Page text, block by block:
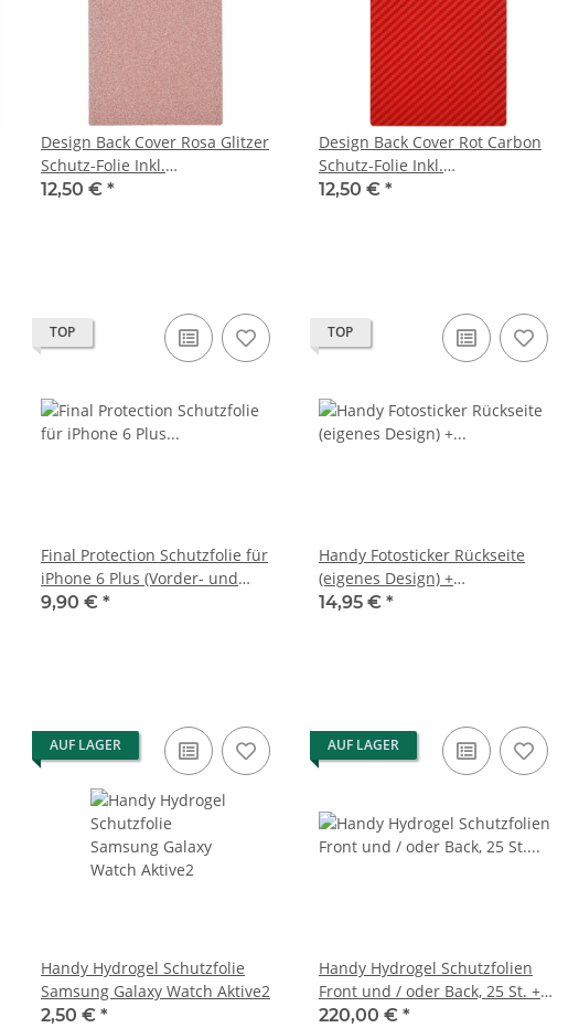
Design Back Cover Rosa Glitzer
Schutz-Folie Inkl.
Auftragungshilfe Set
12,50 € *
Design Back Cover Rot Carbon
Schutz-Folie Inkl.
Auftragungshilfe Set
12,50 € *
TOP
Final Protection Schutzfolie für
iPhone 6 Plus (Vorder- und
Rückseite) (Neu & OVP)
9,90 € *
TOP
Handy Fotosticker Rückseite
(eigenes Design) +
Auftragungshilfe Set
14,95 € *
AUF LAGER
Handy Hydrogel Schutzfolie
Samsung Galaxy Watch Aktive2
2,50 € *
AUF LAGER
Handy Hydrogel Schutzfolien
Front und / oder Back, 25 St. +
Auftragungshilfe Set
220,00 € *